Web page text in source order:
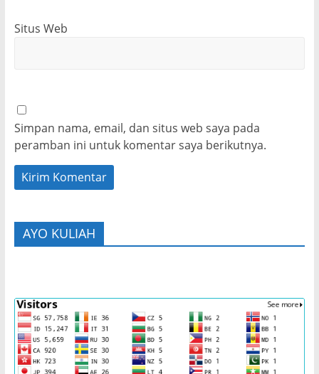
Situs Web
Simpan nama, email, dan situs web saya pada
peramban ini untuk komentar saya berikutnya.
AYO KULIAH